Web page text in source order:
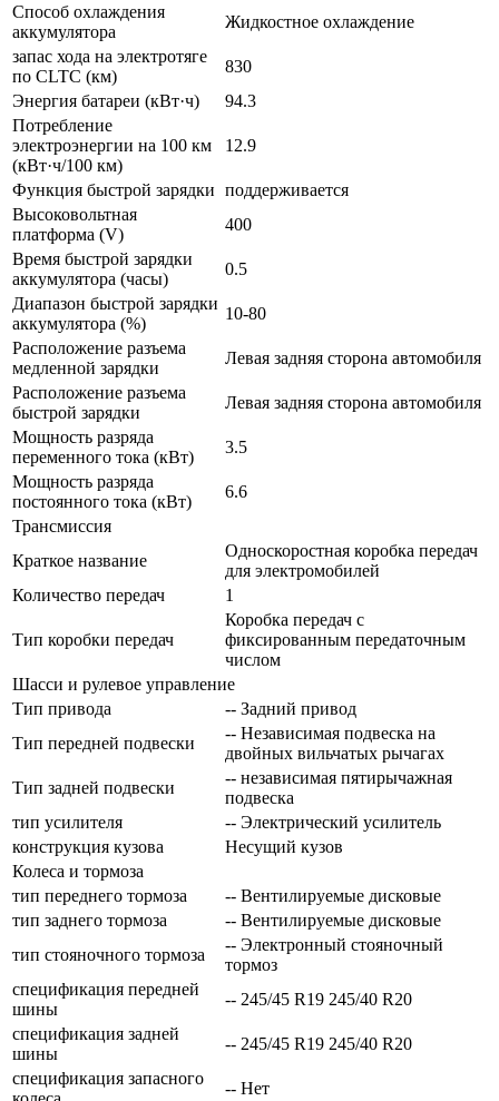
Способ охлаждения
аккумулятора
Жидкостное охлаждение
запас хода на электротяге
по CLTC (км)
830
Энергия батареи (кВт·ч)
94.3
Потребление
электроэнергии на 100 км
(кВт·ч/100 км)
12.9
Функция быстрой зарядки поддерживается
Высоковольтная
платформа (V)
400
Время быстрой зарядки
аккумулятора (часы)
0.5
Диапазон быстрой зарядки
аккумулятора (%)
10-80
Расположение разъема
медленной зарядки
Левая задняя сторона автомобиля
Расположение разъема
быстрой зарядки
Левая задняя сторона автомобиля
Мощность разряда
переменного тока (кВт)
3.5
Мощность разряда
постоянного тока (кВт)
6.6
Трансмиссия
Краткое название
Односкоростная коробка передач
для электромобилей
Количество передач
1
Тип коробки передач
Коробка передач с
фиксированным передаточным
числом
Шасси и рулевое управление
Тип привода
-- Задний привод
Тип передней подвески
-- Независимая подвеска на
двойных вильчатых рычагах
Тип задней подвески
-- независимая пятирычажная
подвеска
тип усилителя
-- Электрический усилитель
конструкция кузова
Несущий кузов
Колеса и тормоза
тип переднего тормоза
-- Вентилируемые дисковые
тип заднего тормоза
-- Вентилируемые дисковые
тип стояночного тормоза
-- Электронный стояночный
тормоз
спецификация передней
шины
-- 245/45 R19 245/40 R20
спецификация задней
шины
-- 245/45 R19 245/40 R20
спецификация запасного
-- Нет